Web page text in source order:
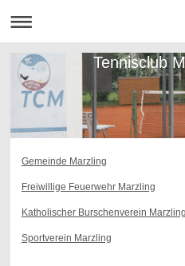
Tennisclub
Gemeinde Marzling
Freiwillige Feuerwehr Marzling
Katholischer Burschenverein Marzling
Sportverein Marzling